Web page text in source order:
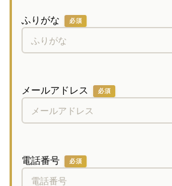
ふりがな 必須
メールアドレス 必須
電話番号 必須